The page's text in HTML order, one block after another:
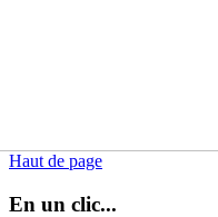
Haut de page
En un clic...